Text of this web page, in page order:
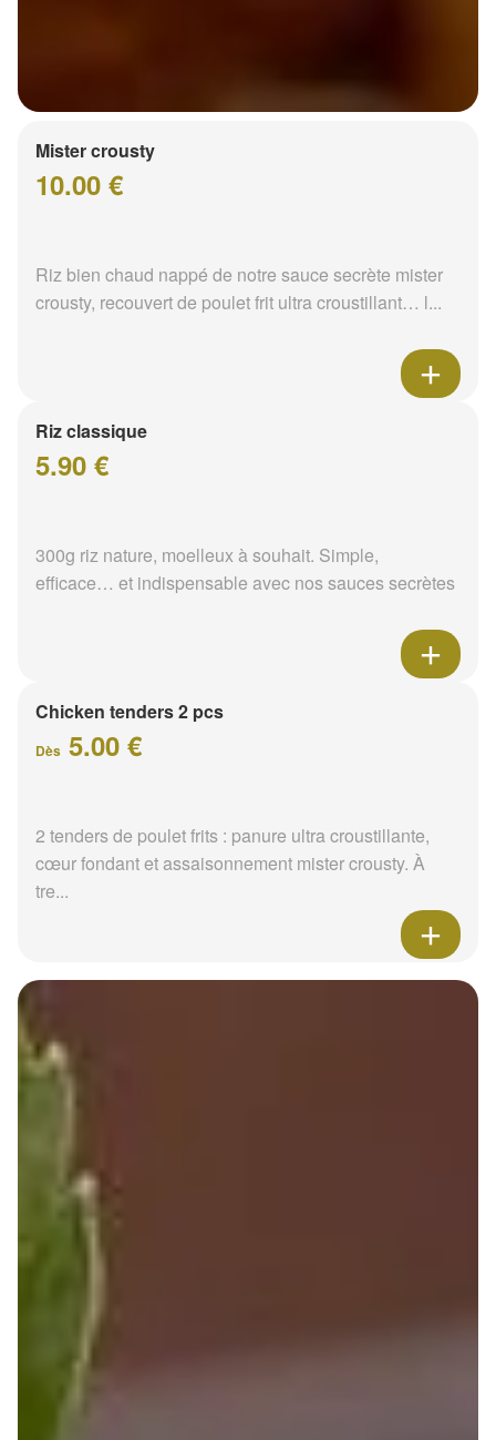
Mister crousty
10.00 €
Riz bien chaud nappé de notre sauce secrète mister
crousty, recouvert de poulet frit ultra croustillant… l...
Riz classique
5.90 €
300g riz nature, moelleux à souhait. Simple,
efficace… et indispensable avec nos sauces secrètes
Chicken tenders 2 pcs
Dès 5.00 €
2 tenders de poulet frits : panure ultra croustillante,
cœur fondant et assaisonnement mister crousty. À
tre...